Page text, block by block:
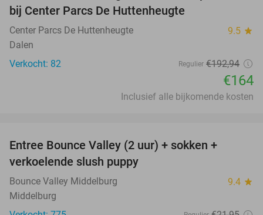
bij Center Parcs De Huttenheugte
Center Parcs De Huttenheugte 9.5 star
Dalen
Verkocht: 82
Regulier €192,94
€164
Inclusief alle bijkomende kosten
Entree Bounce Valley (2 uur) + sokken +
verkoelende slush puppy
Bounce Valley Middelburg 9.4 star
Middelburg